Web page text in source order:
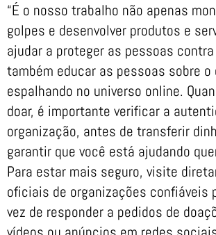
“É o nosso trabalho não apenas
golpes e desenvolver produtos e
ajudar a proteger as pessoas
também educar as pessoas sobre
espalhando no universo online.
doar, é importante verificar a
organização, antes de transferir
garantir que você está ajudando
Para estar mais seguro, visite
oficiais de organizações confiáveis
vez de responder a pedidos de